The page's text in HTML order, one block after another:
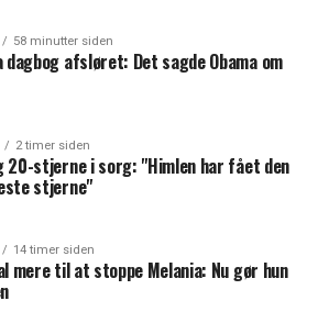
58 minutter siden
dagbog afsløret: Det sagde Obama om
2 timer siden
20-stjerne i sorg: "Himlen har fået den
stjerne"
14 timer siden
mere til at stoppe Melania: Nu gør hun